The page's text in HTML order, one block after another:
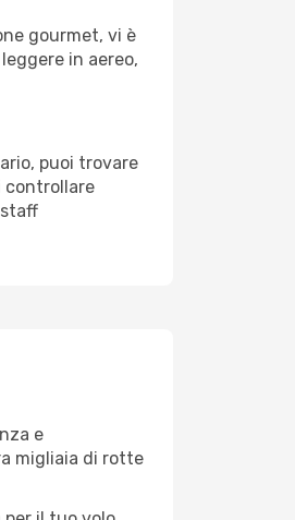
gourmet, vi è
in aereo,
puoi trovare
controllare
e
migliaia di rotte